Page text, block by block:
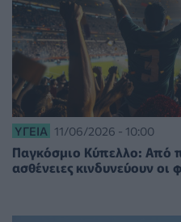
ΥΓΕΊΑ 11/06/2026 - 10:00
Παγκόσμιο Κύπελλο: Από
ασθένειες κινδυνεύουν οι